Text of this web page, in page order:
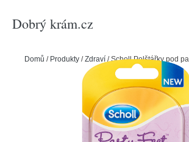
Dobrý krám.cz
Domů / Produkty /Zdraví /Scholl Polštářky pod